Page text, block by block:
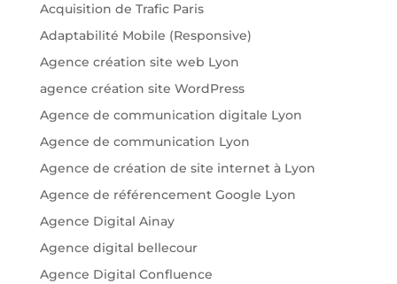
Acquisition de Trafic Paris
Adaptabilité Mobile (Responsive)
Agence création site web Lyon
agence création site WordPress
Agence de communication digitale Lyon
Agence de communication Lyon
Agence de création de site internet à Lyon
Agence de référencement Google Lyon
Agence Digital Ainay
Agence digital bellecour
Agence Digital Confluence